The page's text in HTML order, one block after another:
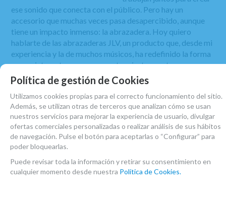
ese sonido que conecta con el público. Pero hay un
accesorio que muchas veces pasa desapercibido, aunque
tiene un impacto inmenso: la abrazadera. Hoy quiero
hablarte de las abrazaderas JLV, un producto que, desde mi
experiencia y la de muchos músicos, ha redefinido la forma
en que interactuamos con nuestros instrumentos.
¿Qué Hace Especial a las Abrazaderas JLV
Continuar leyendo »
Aurus 7: La Revolución en el Control del
Diafragma para Músicos
Política de gestión de Cookies
Utilizamos cookies propias para el correcto funcionamiento del sitio.
Además, se utilizan otras de terceros que analizan cómo se usan
nuestros servicios para mejorar la experiencia de usuario, divulgar
ofertas comerciales personalizadas o realizar análisis de sus hábitos
de navegación. Pulse el botón para aceptarlas o “Configurar” para
poder bloquearlas.
Puede revisar toda la información y retirar su consentimiento en
cualquier momento desde nuestra Política de Cookies.